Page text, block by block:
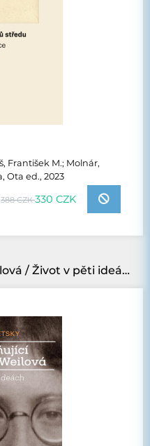
František M.; Molnár,
Ota ed., 2023
388 CZK330 CZK
Zneklidňující Simone Weilová / Život v pěti ideách